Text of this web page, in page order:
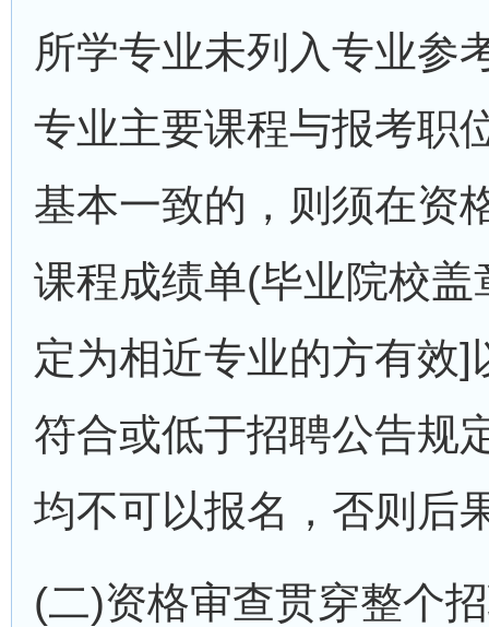
所学专业未列入专业参
专业主要课程与报考职
基本一致的，则须在资
课程成绩单(毕业院校
定为相近专业的方有效
符合或低于招聘公告规
均不可以报名，否则后
(二)资格审查贯穿整个